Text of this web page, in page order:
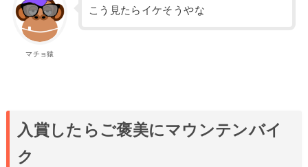
マチョ猿
こう見たらイケそうやな
入賞したらご褒美にマウンテンバイ
ク